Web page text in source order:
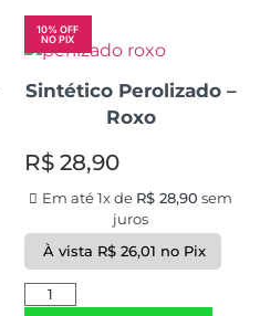
10% OFF
NO PIX
Sintético Perolizado –
Roxo
R$28,90
Em até 1x de R$ 28,90 sem
juros
À vista R$ 26,01 no Pix